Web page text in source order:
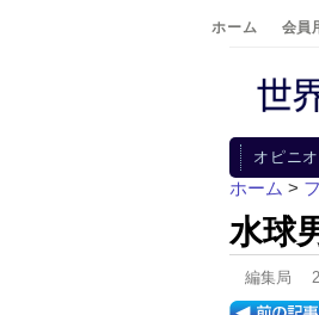
ホーム 会員
オピニ
ホーム >
水球
編集局